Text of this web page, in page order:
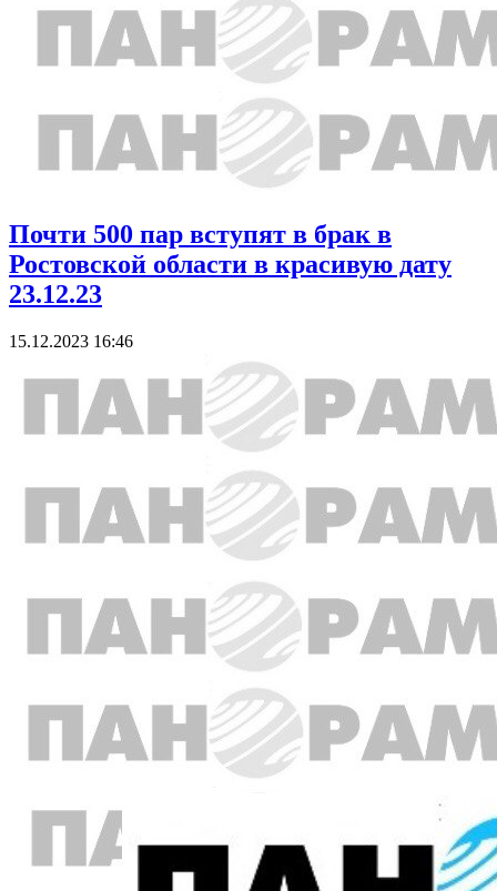
Почти 500 пар вступят в брак в
Ростовской области в красивую дату
23.12.23
15.12.2023 16:46